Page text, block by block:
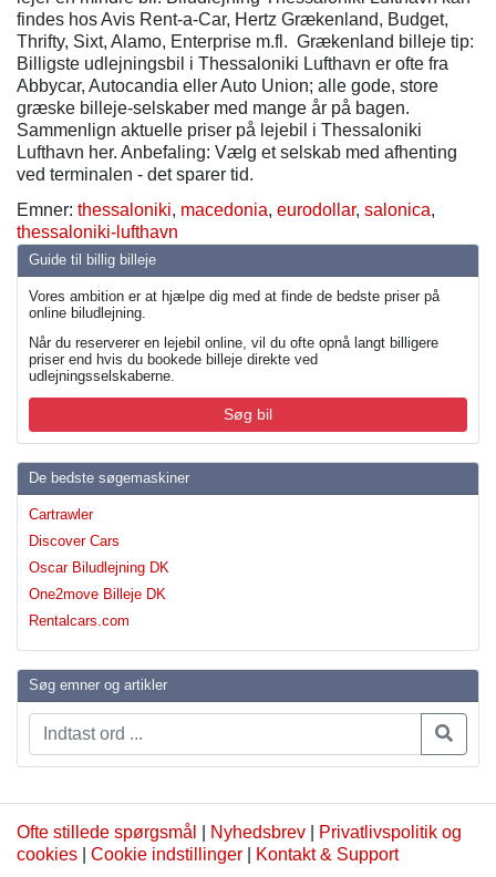
Guide til billig billeje
Vores ambition er at hjælpe dig med at finde de bedste priser på
online biludlejning.
Når du reserverer en lejebil online, vil du ofte opnå langt billigere
priser end hvis du bookede billeje direkte ved
udlejningsselskaberne.
Søg bil
De bedste søgemaskiner
Cartrawler
Discover Cars
Oscar Biludlejning DK
One2move Billeje DK
Rentalcars.com
Søg emner og artikler
findes hos Avis Rent-a-Car, Hertz Grækenland, Budget,
Thrifty, Sixt, Alamo, Enterprise m.fl. Grækenland billeje tip:
Billigste udlejningsbil i Thessaloniki Lufthavn er ofte fra
Abbycar, Autocandia eller Auto Union; alle gode, store
græske billeje-selskaber med mange år på bagen.
Sammenlign aktuelle priser på lejebil i Thessaloniki
Lufthavn her. Anbefaling: Vælg et selskab med afhenting
ved terminalen - det sparer tid.
Emner: thessaloniki, macedonia, eurodollar, salonica,
thessaloniki-lufthavn
Ofte stillede spørgsmål Nyhedsbrev
Privatlivspolitik og
cookies
Cookie indstillinger Kontakt & Support